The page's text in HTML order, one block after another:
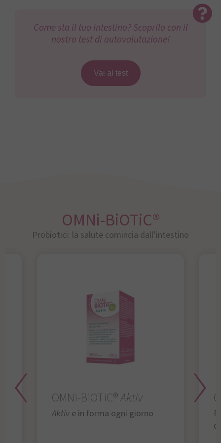
Come sta il tuo intestino? Scoprilo con il
nostro test di autovalutazione!
Vai al test
OMNi-BiOTiC®
Probiotici: la salute comincia dall’intestino
OMNi-BiOTiC®Aktiv
Aktiv e in forma ogni giorno